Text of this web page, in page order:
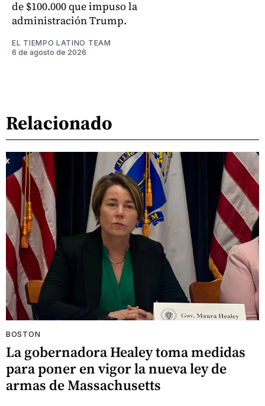
de $100.000 que impuso la
administración Trump.
EL TIEMPO LATINO TEAM
6 de agosto de 2026
Relacionado
BOSTON
La gobernadora Healey toma medidas
para poner en vigor la nueva ley de
armas de Massachusetts